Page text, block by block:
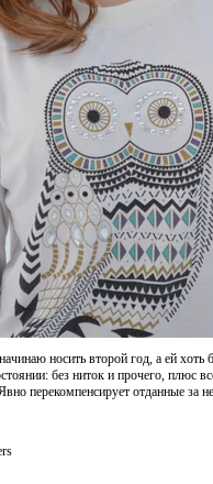
носить второй год, а ей
без ниток и прочего, плюс
перекомпенсирует отданные за